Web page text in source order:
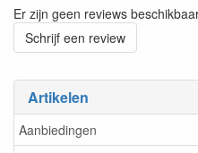
Artikelen
Aanbiedingen
Er zijn geen reviews
Schrijf een review